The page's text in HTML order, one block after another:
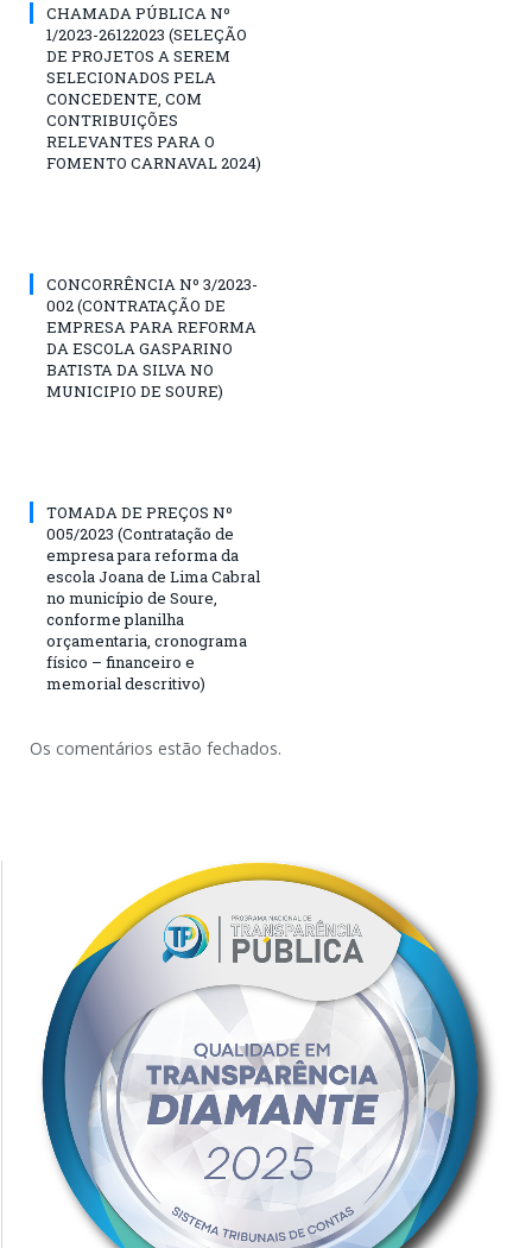
CHAMADA PÚBLICA Nº
1/2023-26122023 (SELEÇÃO
DE PROJETOS A SEREM
SELECIONADOS PELA
CONCEDENTE, COM
CONTRIBUIÇÕES
RELEVANTES PARA O
FOMENTO CARNAVAL 2024)
CONCORRÊNCIA Nº 3/2023-
002 (CONTRATAÇÃO DE
EMPRESA PARA REFORMA
DA ESCOLA GASPARINO
BATISTA DA SILVA NO
MUNICIPIO DE SOURE)
TOMADA DE PREÇOS Nº
005/2023 (Contratação de
empresa para reforma da
escola Joana de Lima Cabral
no município de Soure,
conforme planilha
orçamentaria, cronograma
físico – financeiro e
memorial descritivo)
Os comentários estão fechados.